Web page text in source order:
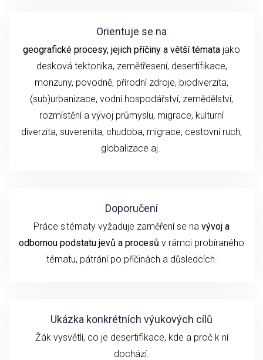
Orientuje se na
geografické procesy, jejich příčiny a větší témata jako
desková tektonika, zemětřesení, desertifikace,
monzuny, povodně, přírodní zdroje, biodiverzita,
(sub)urbanizace, vodní hospodářství, zemědělství,
rozmístění a vývoj průmyslu, migrace, kulturní
diverzita, suverenita, chudoba, migrace, cestovní ruch,
globalizace aj.
Doporučení
Práce s tématy vyžaduje zaměření se na vývoj a
odbornou podstatu jevů a procesů v rámci probíraného
tématu, pátrání po příčinách a důsledcích.
Ukázka konkrétních výukových cílů
Žák vysvětlí, co je desertifikace, kde a proč k ní
dochází.